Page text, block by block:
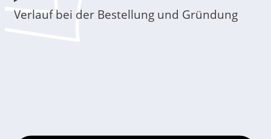
Verlauf bei der Bestellung und Gründung